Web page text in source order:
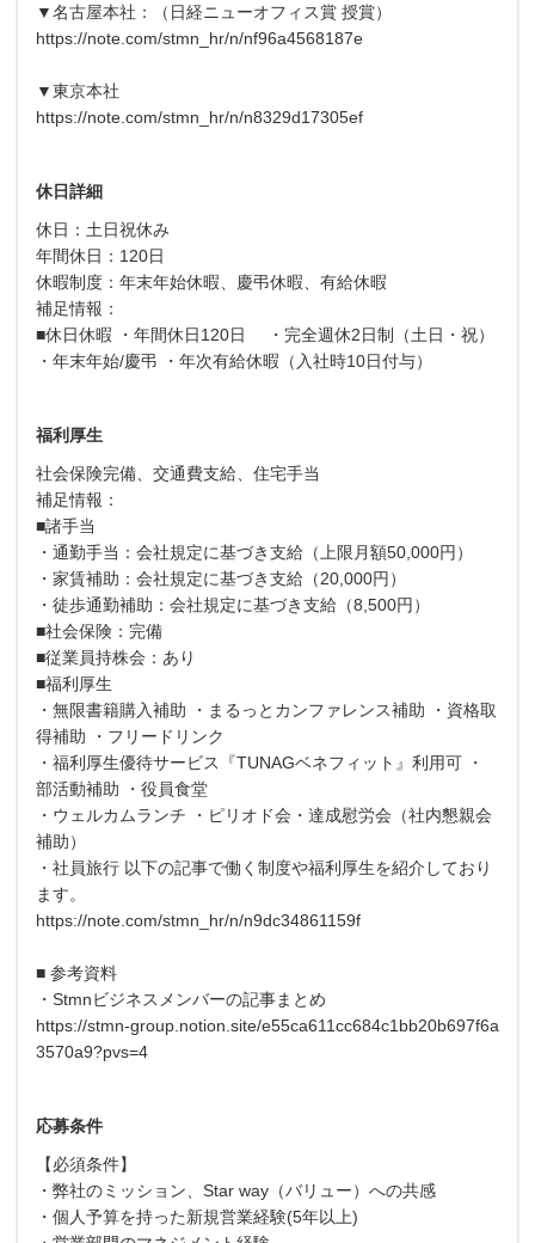
▼名古屋本社：（日経ニューオフィス賞 授賞）
https://note.com/stmn_hr/n/nf96a4568187e
▼東京本社
https://note.com/stmn_hr/n/n8329d17305ef
休日詳細
休日：土日祝休み
年間休日：120日
休暇制度：年末年始休暇、慶弔休暇、有給休暇
補足情報：
■休日休暇 ・年間休日120日 ・完全週休2日制（土日・祝）
・年末年始/慶弔 ・年次有給休暇（入社時10日付与）
福利厚生
社会保険完備、交通費支給、住宅手当
補足情報：
■諸手当
・通勤手当：会社規定に基づき支給（上限月額50,000円）
・家賃補助：会社規定に基づき支給（20,000円）
・徒歩通勤補助：会社規定に基づき支給（8,500円）
■社会保険：完備
■従業員持株会：あり
■福利厚生
・無限書籍購入補助 ・まるっとカンファレンス補助 ・資格取
得補助 ・フリードリンク
・福利厚生優待サービス『TUNAGベネフィット』利用可 ・
部活動補助 ・役員食堂
・ウェルカムランチ ・ピリオド会・達成慰労会（社内懇親会
補助）
・社員旅行 以下の記事で働く制度や福利厚生を紹介しており
ます。
https://note.com/stmn_hr/n/n9dc34861159f
■ 参考資料
・Stmnビジネスメンバーの記事まとめ
https://stmn-group.notion.site/e55ca611cc684c1bb20b697f6a
3570a9?pvs=4
応募条件
【必須条件】
・弊社のミッション、Star way（バリュー）への共感
・個人予算を持った新規営業経験(5年以上)